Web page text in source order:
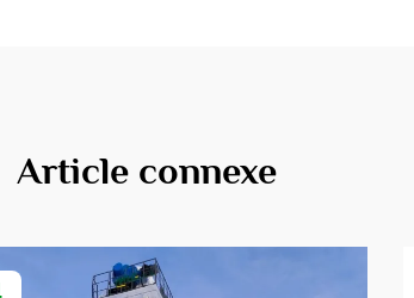
Article connexe